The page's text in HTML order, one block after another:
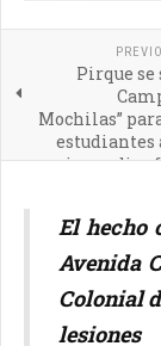
Pirque se
Mochilas”
estudiantes
por incendios
El hecho
Avenida
Colonial